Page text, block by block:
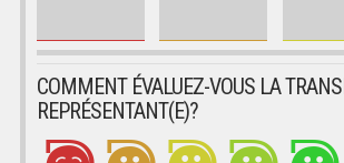
COMMENT ÉVALUEZ-VOUS LA
REPRÉSENTANT(E)?